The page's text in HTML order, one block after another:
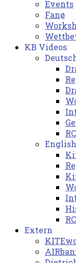
Events
Fanø
KB Videos
Extern